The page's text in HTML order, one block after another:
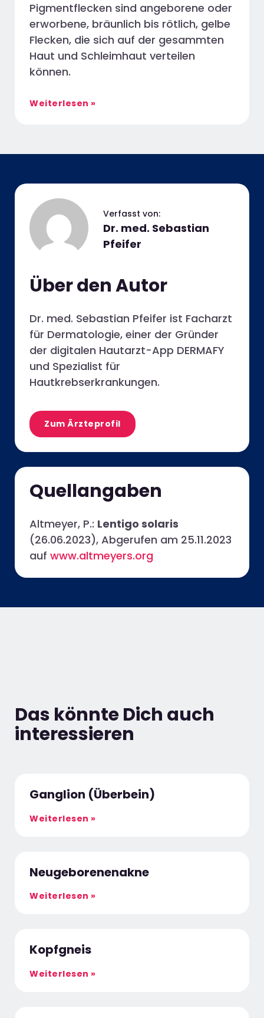
Pigmentflecken sind angeborene oder
erworbene, bräunlich bis rötlich, gelbe
Flecken, die sich auf der gesammten
Haut und Schleimhaut verteilen
können.
Weiterlesen »
Dr. med. Sebastian
Pfeifer
Über den Autor
Dr. med. Sebastian Pfeifer ist Facharzt
für Dermatologie, einer der Gründer
der digitalen Hautarzt-App DERMAFY
und Spezialist für
Hautkrebserkrankungen.
Zum Ärzteprofil
Quellangaben
Altmeyer, P.: Lentigo solaris
(26.06.2023), Abgerufen am 25.11.2023
auf www.altmeyers.org
Das könnte Dich auch
interessieren
Ganglion (Überbein)
Weiterlesen »
Neugeborenenakne
Weiterlesen »
Kopfgneis
Weiterlesen »